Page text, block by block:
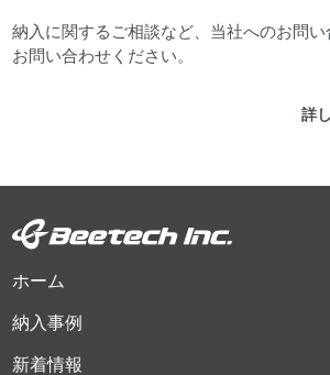
納入に関するご相談など、当社へのお問
お問い合わせください。
詳
ホーム
納入事例
新着情報